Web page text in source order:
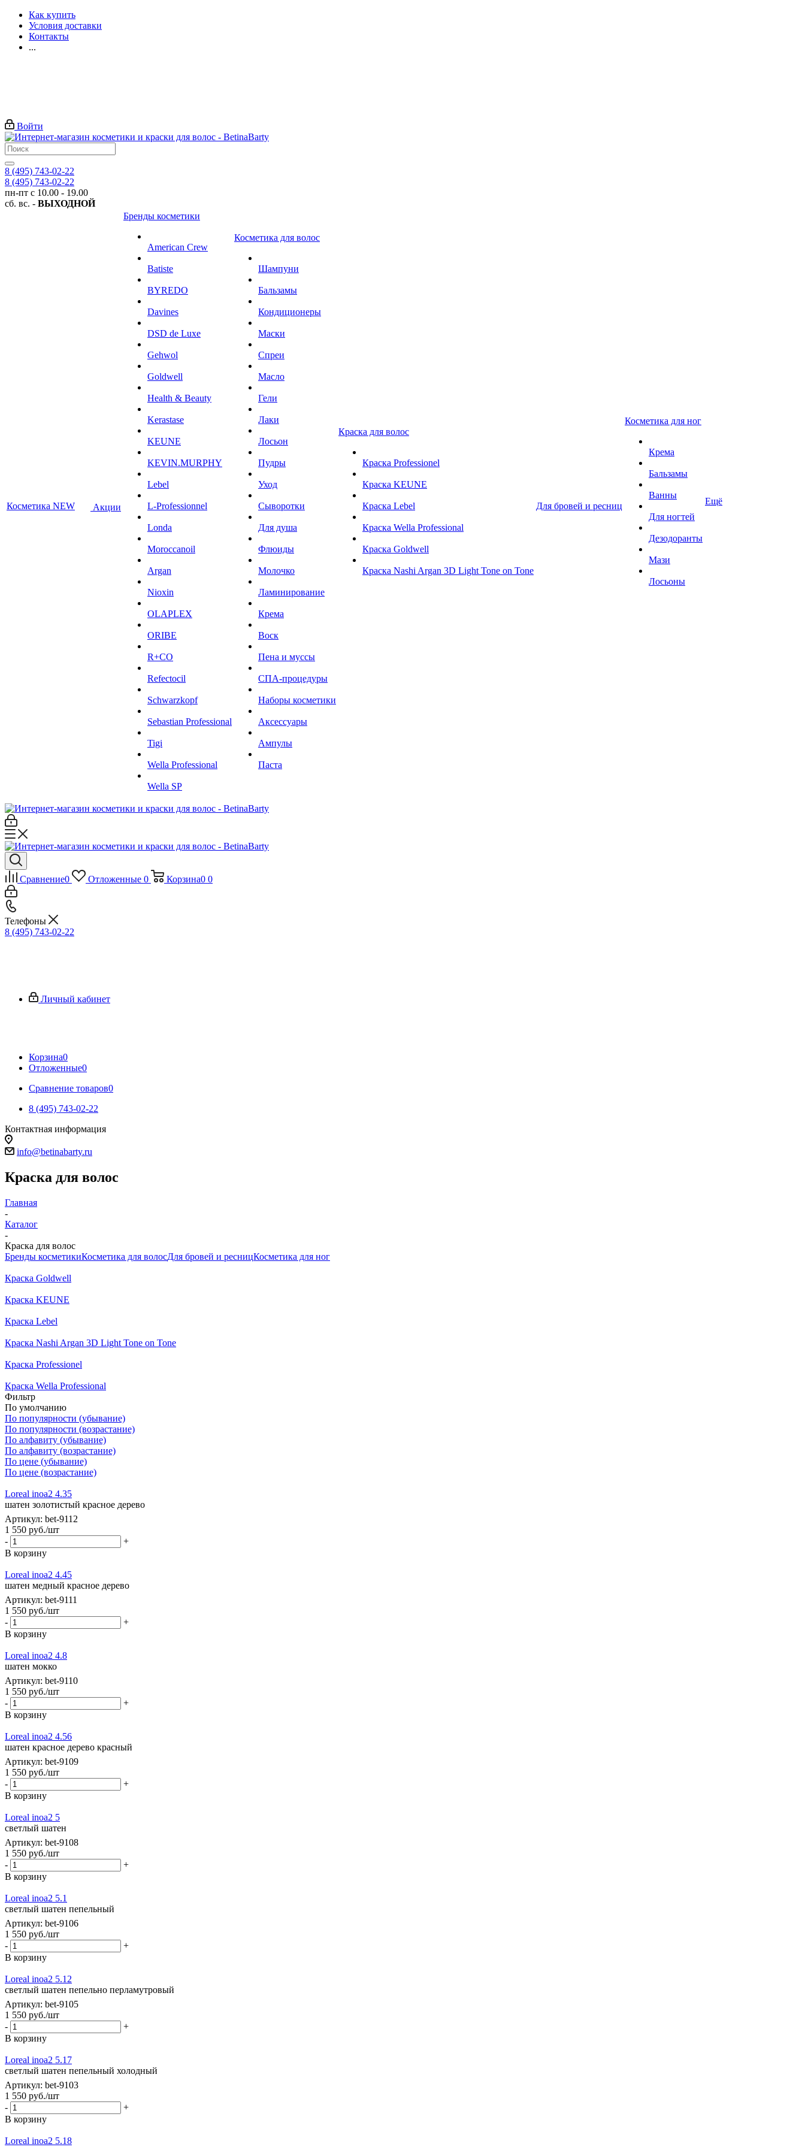
Как купить
Условия доставки
Контакты
...
Войти
8 (495) 743-02-22
8 (495) 743-02-22
пн-пт с 10.00 - 19.00
сб. вс. - ВЫХОДНОЙ
Косметика NEW Акции
Бренды косметики
American Crew
Batiste
BYREDO
Davines
DSD de Luxe
Gehwol
Goldwell
Health & Beauty
Kerastase
KEUNE
KEVIN.MURPHY
Lebel
L-Professionnel
Londa
Moroccanoil
Argan
Niохin
OLAPLEX
ORIBE
R+CO
Refectocil
Schwarzkopf
Sebastian Professional
Tigi
Wella Professional
Wella SP
Косметика для волос
Шампуни
Бальзамы
Кондиционеры
Маски
Спреи
Масло
Гели
Лаки
Лосьон
Пудры
Уход
Сыворотки
Для душа
Флюиды
Молочко
Ламинирование
Крема
Воск
Пена и муссы
СПА-процедуры
Наборы косметики
Аксессуары
Ампулы
Паста
Краска для волос
Краска Professionel
Краска KEUNE
Краска Lebel
Краска Wella Professional
Краска Goldwell
Краска Nashi Argan 3D Light Tone on Tone
Для бровей и ресниц
Косметика для ног
Крема
Бальзамы
Ванны
Для ногтей
Дезодоранты
Мази
Лосьоны
Ещё
Сравнение0 Отложенные 0 Корзина0 0
Телефоны
8 (495) 743-02-22
Личный кабинет
Корзина0
Отложенные0
Сравнение товаров0
8 (495) 743-02-22
Контактная информация
info@betinabarty.ru
Краска для волос
Главная
-
Каталог
-
Краска для волос
Бренды косметикиКосметика для волосДля бровей и ресницКосметика для ног
Краска Goldwell
Краска KEUNE
Краска Lebel
Краска Nashi Argan 3D Light Tone on Tone
Краска Professionel
Краска Wella Professional
Фильтр
По умолчанию
По популярности (убывание)
По популярности (возрастание)
По алфавиту (убывание)
По алфавиту (возрастание)
По цене (убывание)
По цене (возрастание)
Loreal inoa2 4.35
шатен золотистый красное дерево
Артикул: bet-9112
1 550 руб./шт
-
+
В корзину
Loreal inoa2 4.45
шатен медный красное дерево
Артикул: bet-9111
1 550 руб./шт
-
+
В корзину
Loreal inoa2 4.8
шатен мокко
Артикул: bet-9110
1 550 руб./шт
-
+
В корзину
Loreal inoa2 4.56
шатен красное дерево красный
Артикул: bet-9109
1 550 руб./шт
-
+
В корзину
Loreal inoa2 5
светлый шатен
Артикул: bet-9108
1 550 руб./шт
-
+
В корзину
Loreal inoa2 5.1
светлый шатен пепельный
Артикул: bet-9106
1 550 руб./шт
-
+
В корзину
Loreal inoa2 5.12
светлый шатен пепельно перламутровый
Артикул: bet-9105
1 550 руб./шт
-
+
В корзину
Loreal inoa2 5.17
светлый шатен пепельный холодный
Артикул: bet-9103
1 550 руб./шт
-
+
В корзину
Loreal inoa2 5.18